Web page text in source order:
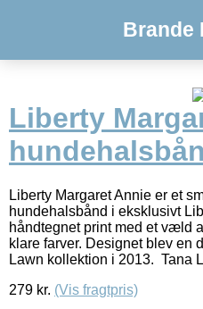
Brande
Liberty
Liberty Margaret Annie er et
hundehalsbånd i eksklusivt
håndtegnet print med et væld
klare farver. Designet blev en
Lawn kollektion i 2013. Tana
279 kr. (Vis fragtpris)